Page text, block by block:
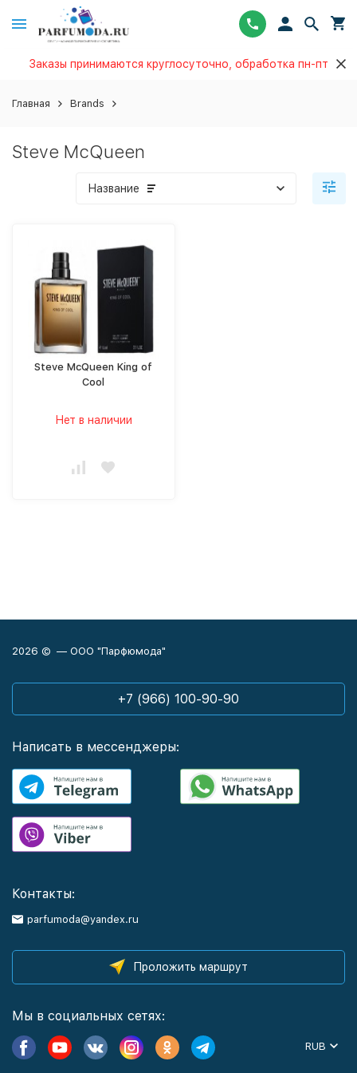
Заказы принимаются круглосуточно, обработка пн-пт
Главная Brands
Steve McQueen
Название
Steve McQueen King of
Cool
Нет в наличии
2026 © — ООО "Парфюмода"
+7 (966) 100-90-90
Написать в мессенджеры:
Контакты:
parfumoda@yandex.ru
Проложить маршрут
Мы в социальных сетях:
RUB